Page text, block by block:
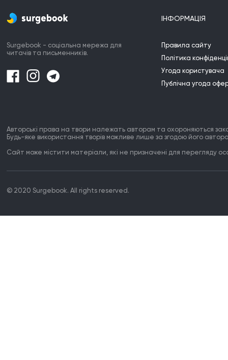
Surgebook - соціальна мережа для
читачів та письменників.
ІНФОРМАЦІЯ
Правила сайту
Політика
Угода користувача
Публічна угода
Авторські права на твори належать авторам та охороняються
Будь-яке використання творів можливе лише за згодою його
Сайт може містити матеріали, які не призначені для перегляду
© 2020 Surgebook. All rights reserved.